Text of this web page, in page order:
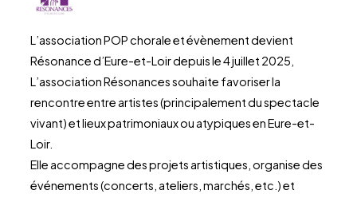
L’association POP chorale et évènement devient
Résonance d’Eure-et-Loir depuis le 4 juillet 2025,
L’association Résonances souhaite favoriser la
rencontre entre artistes (principalement du spectacle
vivant) et lieux patrimoniaux ou atypiques en Eure-et-
Loir.
Elle accompagne des projets artistiques, organise des
événements (concerts, ateliers, marchés, etc.) et